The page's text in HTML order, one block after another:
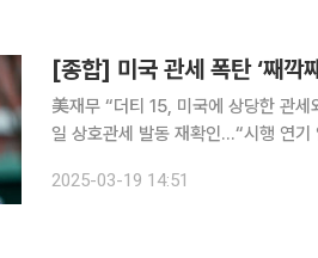
[종합] 미국 관세 폭탄 ‘째깍
美재무 “더티 15, 미국에 상당한 관
일 상호관세 발동 재확인…“시행 연기
(현지시간) 로이터통신에 따르면 스콧
2025-03-19 14:51